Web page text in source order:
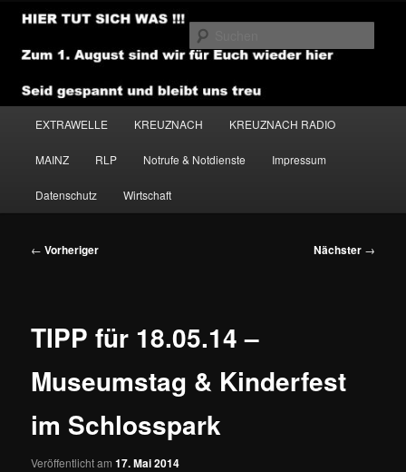
Zum
primären
Inhalt
NEWSHOUSE.MEDIA
EXTRAWELLE KREUZNACH KREUZNACH RADIO
MAINZ RLP Notrufe & Notdienste Impressum
Datenschutz Wirtschaft
Beitragsnavigation
← Vorheriger Nächster →
TIPP für 18.05.14 –
Museumstag & Kinderfest
im Schlosspark
Veröffentlicht am17. Mai 2014